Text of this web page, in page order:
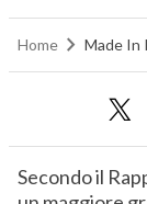
Home Made In
Secondo il